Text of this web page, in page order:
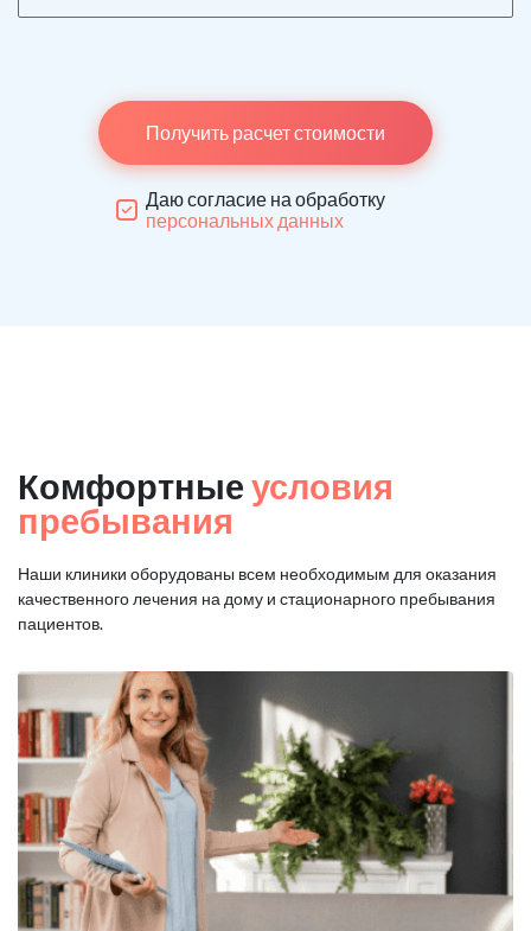
Получить расчет стоимости
Даю согласие на обработку
персональных данных
Комфортные условия
пребывания
Наши клиники оборудованы всем необходимым для оказания
качественного лечения на дому и стационарного пребывания
пациентов.